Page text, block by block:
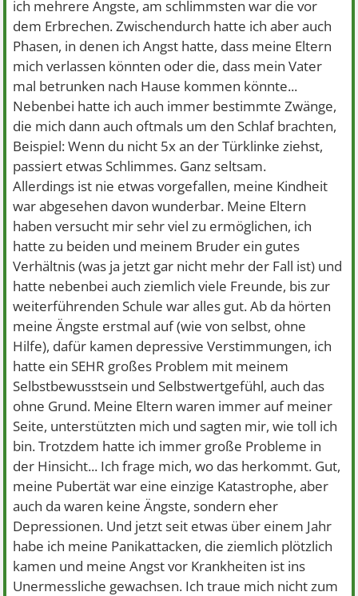
ich mehrere Ängste, am schlimmsten war die vor
dem Erbrechen. Zwischendurch hatte ich aber auch
Phasen, in denen ich Angst hatte, dass meine Eltern
mich verlassen könnten oder die, dass mein Vater
mal betrunken nach Hause kommen könnte...
Nebenbei hatte ich auch immer bestimmte Zwänge,
die mich dann auch oftmals um den Schlaf brachten,
Beispiel: Wenn du nicht 5x an der Türklinke ziehst,
passiert etwas Schlimmes. Ganz seltsam.
Allerdings ist nie etwas vorgefallen, meine Kindheit
war abgesehen davon wunderbar. Meine Eltern
haben versucht mir sehr viel zu ermöglichen, ich
hatte zu beiden und meinem Bruder ein gutes
Verhältnis (was ja jetzt gar nicht mehr der Fall ist) und
hatte nebenbei auch ziemlich viele Freunde, bis zur
weiterführenden Schule war alles gut. Ab da hörten
meine Ängste erstmal auf (wie von selbst, ohne
Hilfe), dafür kamen depressive Verstimmungen, ich
hatte ein SEHR großes Problem mit meinem
Selbstbewusstsein und Selbstwertgefühl, auch das
ohne Grund. Meine Eltern waren immer auf meiner
Seite, unterstützten mich und sagten mir, wie toll ich
bin. Trotzdem hatte ich immer große Probleme in
der Hinsicht... Ich frage mich, wo das herkommt. Gut,
meine Pubertät war eine einzige Katastrophe, aber
auch da waren keine Ängste, sondern eher
Depressionen. Und jetzt seit etwas über einem Jahr
habe ich meine Panikattacken, die ziemlich plötzlich
kamen und meine Angst vor Krankheiten ist ins
Unermessliche gewachsen. Ich traue mich nicht zum